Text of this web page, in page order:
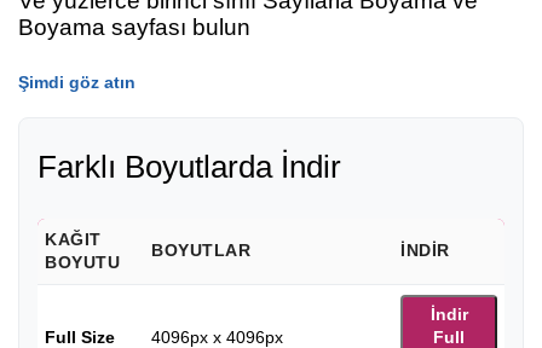
Boyama sayfası bulun
Şimdi göz atın
Farklı Boyutlarda İndir
KAĞIT
BOYUTU
BOYUTLAR İNDIR
Full Size 4096px x 4096px
İndir
Full